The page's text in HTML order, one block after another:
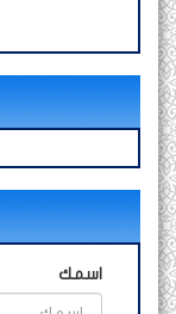
اسمك